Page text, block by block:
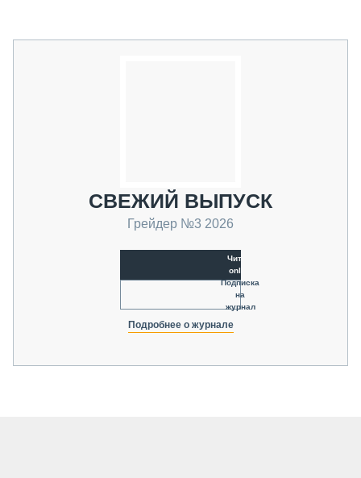
СВЕЖИЙ ВЫПУСК
Грейдер №3 2026
Читать
online
Подписка
на
журнал
Подробнее о журнале